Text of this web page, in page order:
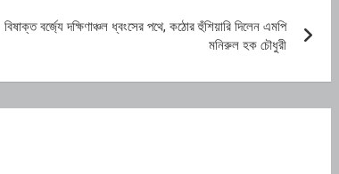
বিষাক্ত বর্জ্যে দক্ষিণাঞ্চল ধ্বংসের পথে, কঠোর হুঁশিয়ারি দিলেন এমপি
মনিরুল হক চৌধুরী